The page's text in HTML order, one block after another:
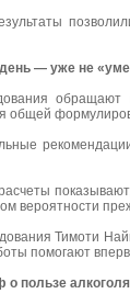
— уже не
обращают
общей
вероятности
Тимоти
помогают
о пользе